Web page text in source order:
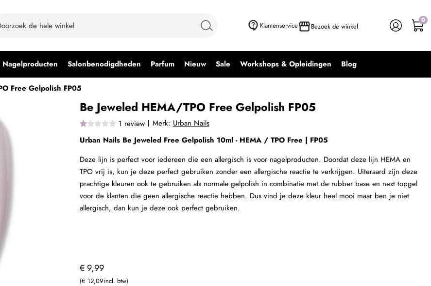
Klantenservice Bezoek de winkel
0
Nagelproducten Salonbenodigdheden Parfum Nieuw Sale Workshops & Opleidingen Blog
Free Gelpolish FP05
Be Jeweled HEMA/TPO Free Gelpolish FP05
€ 9,99
€ 12,09
+ In winkelwagen
1 review Merk: Urban Nails
Urban Nails Be Jeweled Free Gelpolish 10ml - HEMA / TPO Free | FP05
Deze lijn is perfect voor iedereen die een allergisch is voor nagelproducten. Doordat deze lijn HEMA en
TPO vrij is, kun je deze perfect gebruiken zonder een allergische reactie te verkrijgen. Uiteraard zijn deze
prachtige kleuren ook te gebruiken als normale gelpolish in combinatie met de rubber base en next topgel
voor de klanten die geen allergische reactie hebben. Dus vind je deze kleur heel mooi maar ben je niet
allergisch, dan kun je deze ook perfect gebruiken.